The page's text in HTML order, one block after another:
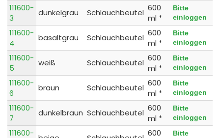
111600-
3
dunkelgrau Schlauchbeutel 600
ml *
Bitte
einloggen
111600-
4
basaltgrau Schlauchbeutel 600
ml *
Bitte
einloggen
111600-
5
weiß Schlauchbeutel 600
ml *
Bitte
einloggen
111600-
6
braun Schlauchbeutel 600
ml *
Bitte
einloggen
111600-
7
dunkelbraun Schlauchbeutel 600
ml *
Bitte
einloggen
111600-
600
Bitte